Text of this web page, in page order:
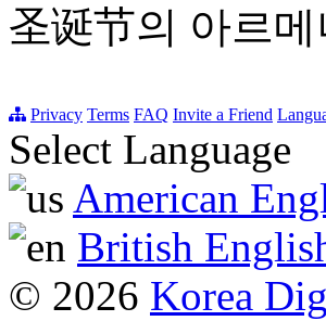
圣诞节의 아르
Privacy Terms FAQ Invite a Friend
Select Language
American
British
© 2026 Korea